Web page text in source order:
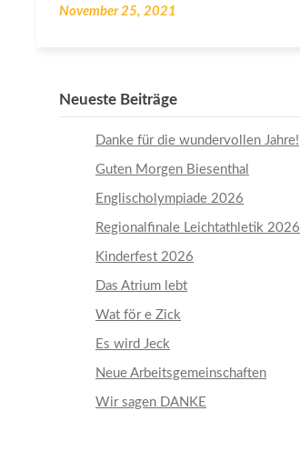
November 25, 2021
Neueste Beiträge
Danke für die wundervollen Jahre!
Guten Morgen Biesenthal
Englischolympiade 2026
Regionalfinale Leichtathletik 2026
Kinderfest 2026
Das Atrium lebt
Wat för e Zick
Es wird Jeck
Neue Arbeitsgemeinschaften
Wir sagen DANKE